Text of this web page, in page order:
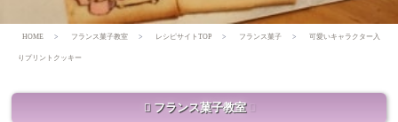
HOME フランス菓子教室 レシピサイトTOP フランス菓子 可愛いキャラクター入
りプリントクッキー
フランス菓子教室